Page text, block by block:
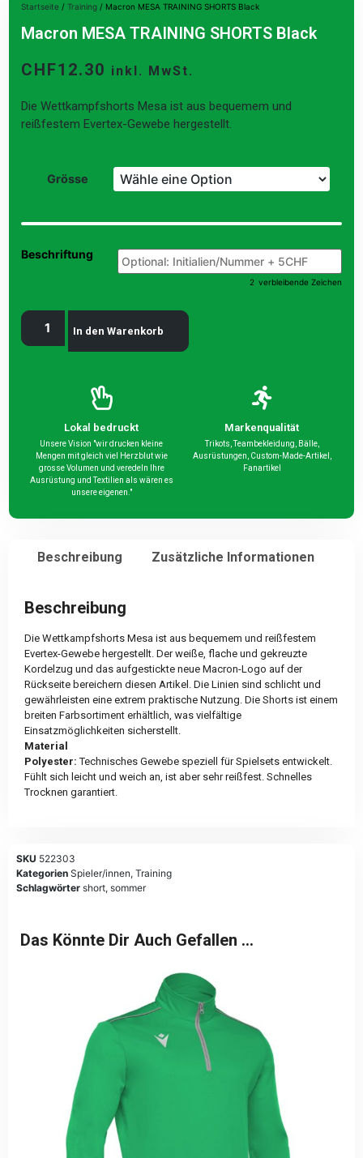
Startseite / Training / Macron MESA TRAINING SHORTS Black
Macron MESA TRAINING SHORTS Black
CHF12.30 inkl. MwSt.
Die Wettkampfshorts Mesa ist aus bequemem und
reißfestem Evertex-Gewebe hergestellt.
Grösse
Beschriftung
2 verbleibende Zeichen
In den Warenkorb
Lokal bedruckt
Unsere Vision "wir drucken kleine
Mengen mit gleich viel Herzblut wie
grosse Volumen und veredeln Ihre
Ausrüstung und Textilien als wären es
unsere eigenen."
Markenqualität
Trikots, Teambekleidung, Bälle,
Ausrüstungen, Custom-Made-Artikel,
Fanartikel
Beschreibung Zusätzliche Informationen
Beschreibung
Die Wettkampfshorts Mesa ist aus bequemem und reißfestem
Evertex-Gewebe hergestellt. Der weiße, flache und gekreuzte
Kordelzug und das aufgestickte neue Macron-Logo auf der
Rückseite bereichern diesen Artikel. Die Linien sind schlicht und
gewährleisten eine extrem praktische Nutzung. Die Shorts ist einem
breiten Farbsortiment erhältlich, was vielfältige
Einsatzmöglichkeiten sicherstellt.
Material
Polyester: Technisches Gewebe speziell für Spielsets entwickelt.
Fühlt sich leicht und weich an, ist aber sehr reißfest. Schnelles
Trocknen garantiert.
SKU 522303
Kategorien Spieler/innen, Training
Schlagwörter short, sommer
Das Könnte Dir Auch Gefallen …